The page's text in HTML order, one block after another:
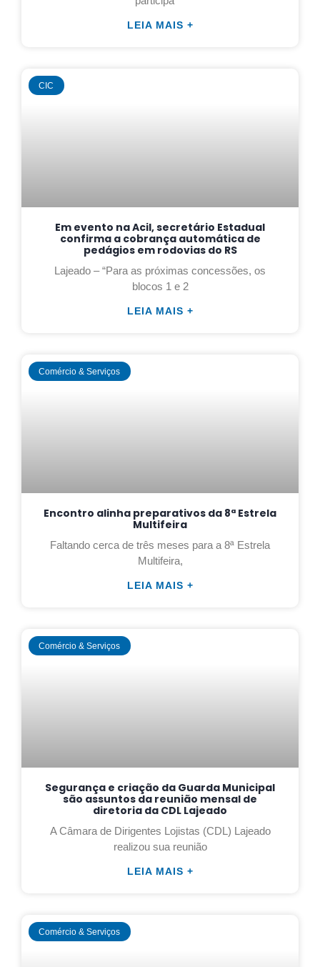
LEIA MAIS +
CIC
Em evento na Acil, secretário Estadual
confirma a cobrança automática de
pedágios em rodovias do RS
Lajeado – “Para as próximas concessões, os
blocos 1 e 2
LEIA MAIS +
Comércio & Serviços
Encontro alinha preparativos da 8ª Estrela
Multifeira
Faltando cerca de três meses para a 8ª Estrela
Multifeira,
LEIA MAIS +
Comércio & Serviços
Segurança e criação da Guarda Municipal
são assuntos da reunião mensal de
diretoria da CDL Lajeado
A Câmara de Dirigentes Lojistas (CDL) Lajeado
realizou sua reunião
LEIA MAIS +
Comércio & Serviços